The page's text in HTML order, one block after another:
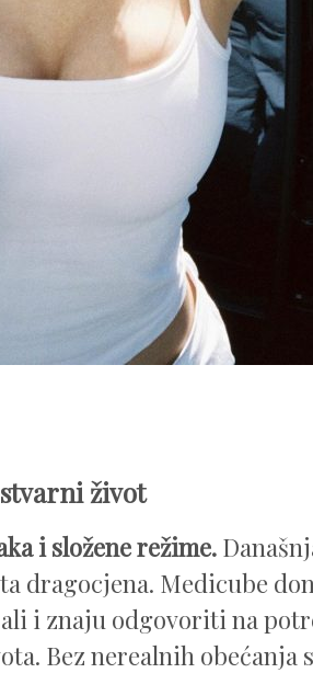
život
i složene režime.
dragocjena. Medicube
i znaju odgovoriti na
Bez nerealnih obećanja